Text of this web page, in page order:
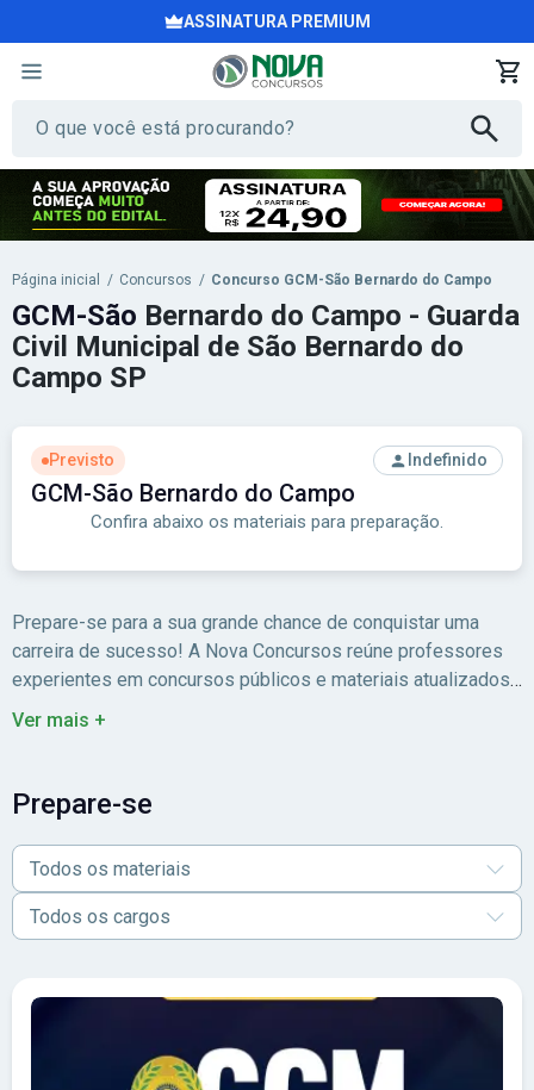
ASSINATURA PREMIUM
Página inicial / Concursos / Concurso GCM-São Bernardo do Campo
Previsto Indefinido
GCM-São Bernardo do Campo
Confira abaixo os materiais para preparação.
GCM-São Bernardo do Campo - Guarda
Civil Municipal de São Bernardo do
Campo SP
Prepare-se para a sua grande chance de conquistar uma
carreira de sucesso! A Nova Concursos reúne professores
experientes em concursos públicos e materiais atualizados
para você estudar com foco no edital.
Ver mais +
Prepare-se
Todos os materiais
Todos os cargos